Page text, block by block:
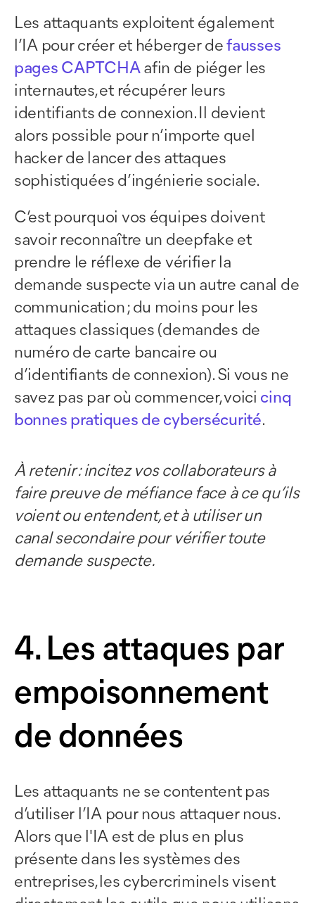
Les attaquants exploitent également
l’IA pour créer et héberger defausses
pages CAPTCHAafin de piéger les
internautes, et récupérer leurs
identifiants de connexion. Il devient
alors possible pour n’importe quel
hacker de lancer des attaques
sophistiquées d’ingénierie sociale.
C’est pourquoi vos équipes doivent
savoir reconnaître un deepfake et
prendre le réflexe de vérifier la
demande suspecte via un autre canal de
communication ; du moins pour les
attaques classiques (demandes de
numéro de carte bancaire ou
d’identifiants de connexion). Si vous ne
savez pas par où commencer, voici cinq
bonnes pratiques de cybersécurité.
À retenir : incitez vos collaborateurs à
faire preuve de méfiance face à ce qu’ils
voient ou entendent, et à utiliser un
canal secondaire pour vérifier toute
demande suspecte.
4. Les attaques par
empoisonnement
de données
Les attaquants ne se contentent pas
d’utiliser l’IA pour nous attaquer nous.
Alors que l'IA est de plus en plus
présente dans les systèmes des
entreprises, les cybercriminels visent